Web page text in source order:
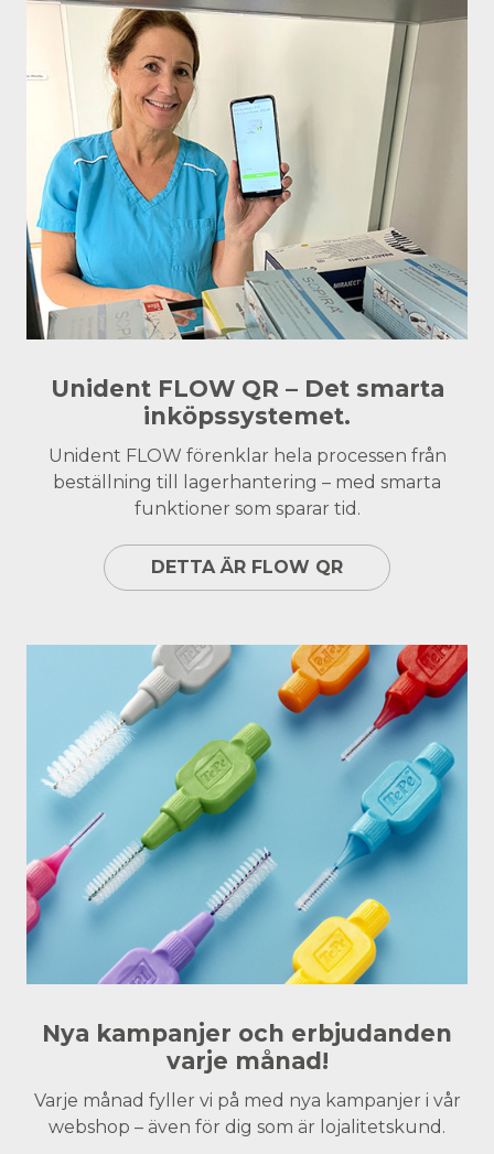
Unident FLOW QR – Det smarta
inköpssystemet.
Unident FLOW förenklar hela processen från
beställning till lagerhantering – med smarta
funktioner som sparar tid.
DETTA ÄR FLOW QR
Nya kampanjer och erbjudanden
varje månad!
Varje månad fyller vi på med nya kampanjer i vår
webshop – även för dig som är lojalitetskund.